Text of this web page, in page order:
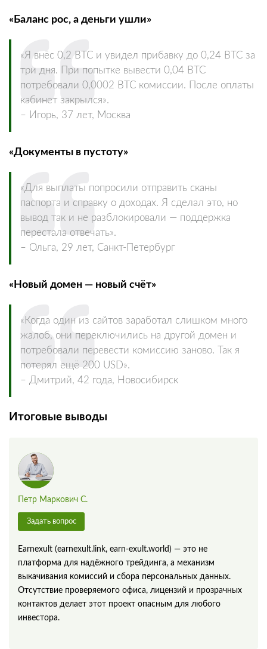
«Баланс рос, а деньги ушли»
«Я внёс 0,2 BTC и увидел прибавку до 0,24 BTC за
три дня. При попытке вывести 0,04 BTC
потребовали 0,0002 BTC комиссии. После оплаты
кабинет закрылся».
– Игорь, 37 лет, Москва
«Документы в пустоту»
«Для выплаты попросили отправить сканы
паспорта и справку о доходах. Я сделал это, но
вывод так и не разблокировали — поддержка
перестала отвечать».
– Ольга, 29 лет, Санкт-Петербург
«Новый домен — новый счёт»
«Когда один из сайтов заработал слишком много
жалоб, они переключились на другой домен и
потребовали перевести комиссию заново. Так я
потерял ещё 200 USD».
– Дмитрий, 42 года, Новосибирск
Итоговые выводы
Петр Маркович С.
Задать вопрос
Earnexult (earnexult.link, earn-exult.world) — это не
платформа для надёжного трейдинга, а механизм
выкачивания комиссий и сбора персональных данных.
Отсутствие проверяемого офиса, лицензий и прозрачных
контактов делает этот проект опасным для любого
инвестора.